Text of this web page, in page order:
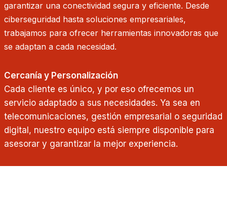
garantizar una conectividad segura y eficiente. Desde
ciberseguridad hasta soluciones empresariales,
trabajamos para ofrecer herramientas innovadoras que
se adaptan a cada necesidad.
Cercanía y Personalización
Cada cliente es único, y por eso ofrecemos un
servicio adaptado a sus necesidades. Ya sea en
telecomunicaciones, gestión empresarial o seguridad
digital, nuestro equipo está siempre disponible para
asesorar y garantizar la mejor experiencia.